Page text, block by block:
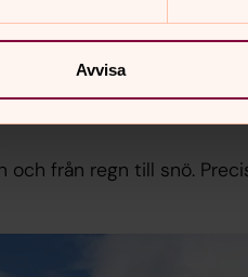
Avvisa
och från regn till snö.